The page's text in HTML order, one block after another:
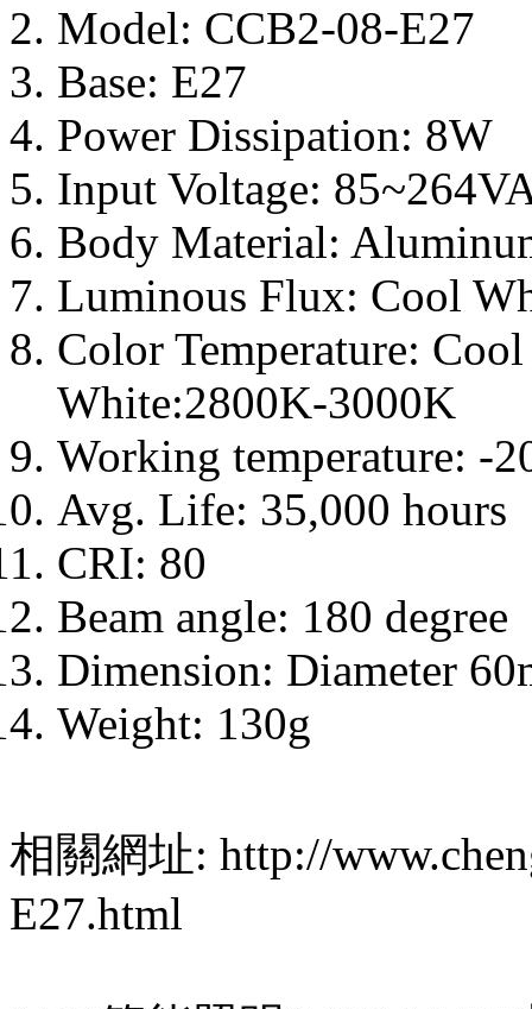
Model: CCB2-08-E27
Base: E27
Power Dissipation: 8W
Input Voltage:
Body Material:
Luminous Flux: Cool
Color Temperature:
White:2800K-3000K
Working temperature: -
Avg. Life: 35,000 hours
CRI: 80
Beam angle: 180 degree
Dimension: Diameter
Weight: 130g
相關網址: http://
E27.html